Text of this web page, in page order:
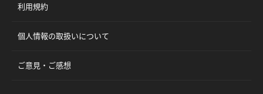
利用規約
個人情報の取扱いについて
ご意見・ご感想